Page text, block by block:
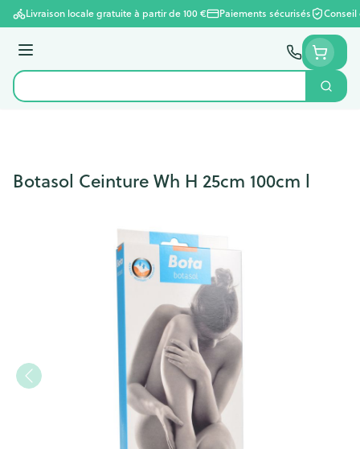
Aller au contenu
Livraison locale gratuite à partir de 100 € Paiements sécurisés
Menu
Rechercher
Botasol Ceinture Wh H 25cm 100cm l